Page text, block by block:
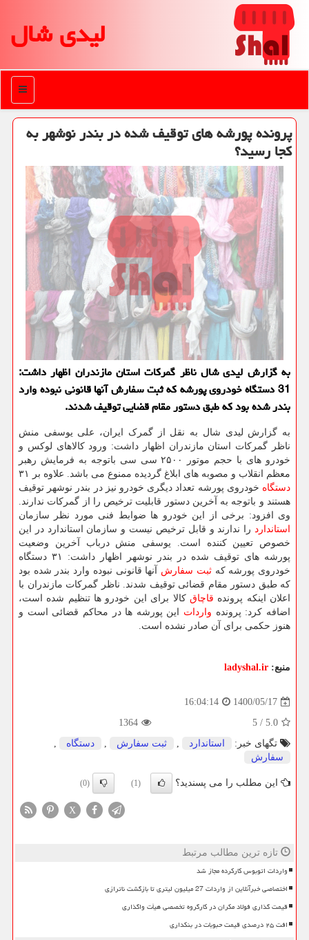
لیدی شال
منو
پرونده پورشه های توقیف شده در بندر نوشهر به
کجا رسید؟
به گزارش لیدی شال ناظر گمرکات استان مازندران اظهار داشت:
31 دستگاه خودروی پورشه که ثبت سفارش آنها قانونی نبوده وارد
بندر شده بود که طبق دستور مقام قضایی توقیف شدند.
به گزارش لیدی شال به نقل از گمرک ایران، علی یوسفی منش
ناظر گمرکات استان مازندران اظهار داشت: ورود کالاهای لوکس و
خودرو های با حجم موتور ۲۵۰۰ سی سی باتوجه به فرمایش رهبر
معظم انقلاب و مصوبه های ابلاغ گردیده ممنوع می باشد. علاوه بر ۳۱
دستگاه خودروی پورشه تعداد دیگری خودرو نیز در بندر نوشهر توقیف
هستند و باتوجه به آخرین دستور قابلیت ترخیص را از گمرکات ندارند.
وی افزود: برخی از این خودرو ها ضوابط فنی مورد نظر سازمان
استاندارد را ندارند و قابل ترخیص نیست و سازمان استاندارد در این
خصوص تعیین کننده است. یوسفی منش درباب آخرین وضعیت
پورشه های توقیف شده در بندر نوشهر اظهار داشت: ۳۱ دستگاه
خودروی پورشه کهثبت سفارش آنها قانونی نبوده وارد بندر شده بود
که طبق دستور مقام قضائی توقیف شدند. ناظر گمرکات مازندران با
اعلان اینکه پرونده قاچاق کالا برای این خودرو ها تنظیم شده است،
اضافه کرد: پرونده واردات این پورشه ها در محاکم قضائی است و
هنوز حکمی برای آن صادر نشده است.
منبع: ladyshal.ir
1400/05/17
16:04:14
5.0
/
5
1364
تگهای خبر:
استاندارد , ثبت سفارش , دستگاه
,
سفارش
این مطلب را می پسندید؟ (1)
(0)
X
تازه ترین مطالب مرتبط
واردات اتوبوس کارکرده مجاز شد
اختصاصی خبرآنلاین از واردات 27 میلیون لیتری تا بازگشت ناترازی
قیمت گذاری فولاد مکران در کارگروه تخصصی هیأت واگذاری
افت ۲۵ درصدی قیمت حبوبات در بنکداری